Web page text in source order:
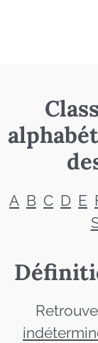
A B C D E